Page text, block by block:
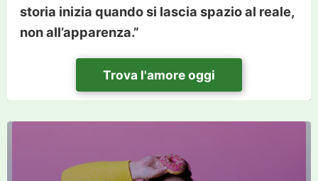
storia inizia quando si lascia spazio al reale,
non all’apparenza.”
Trova l'amore oggi